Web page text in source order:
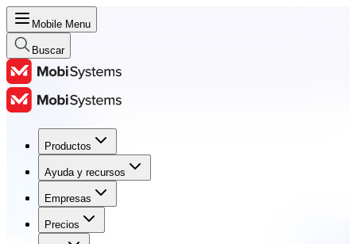
Mobile Menu
Buscar
Productos
Ayuda y recursos
Empresas
Precios
Productos
Ayuda y recursos
Empresas
Precios